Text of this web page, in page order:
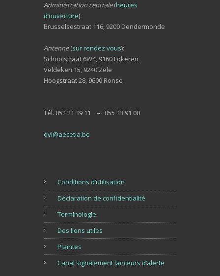
Administration centrale(heures
d’ouverture):
Brusselsestraat 116, 9200 Dendermonde
Antenne(sur rendez vous):
Schoolstraat 6W4, 9160 Lokeren
Veldeken 15, 9240 Zele
Hoogstraat 28, 9600 Ronse
Tél. 052 21 39 11 – 055 23 91 00
ovl@aecetia.be
Conditions d’utilisation
Déclaration de confidentialité
Terminologie
Des liens utiles
Plaintes
Canal signalement lanceurs d’alerte